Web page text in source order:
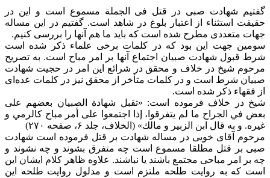
گفتیم شهادت صبی در قتل فی الجملة مسموع است و این در
حقیقت استثناء از اعتبار بلوغ در شاهد است. گفتیم در این مساله
جهات متعددی مطرح شده است که باید ما هم آنها را بررسی کنیم.
سومین جهت این بود که در کلمات برخی علماء ذکر شده است
شرط قبول شهادت صبیان اجتماع آنها بر امر مباح است. به تصریح
مرحوم شیخ در خلاف و محقق در شرائع این امر در حجیت شهادت
صبیان شرط است و در کلمات متأخر از محقق نیز در کلمات عده‌ای
از فقهاء ذکر شده است.
شیخ در خلاف فرموده است: «تقبل شهادة الصبيان بعضهم على
بعض في الجراح ما لم يتفرقوا، إذا اجتمعوا على أمر مباح كالرمي و
غيره. و به قال ابن الزبير و مالك» (الخلاف، جلد ۶، صفحه ۲۷۰)
مرحوم آقای خویی در مساله شهادت بر قتل فرموده است شهادت
صبی بر قتل مطلقا مسموع است چه متفرق بشوند و چه نشوند و
چه بر امر مباحی مجتمع باشند یا نباشند. علاوه ظاهر کلام ایشان این
است که به روایت طلحه ملتزم است و مدلول روایت طلحه این